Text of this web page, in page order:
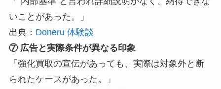
いことがあった。」
出典： Doneru 体験談
⑦ 広告と実際条件が異なる印象
「強化買取の宣伝があっても、実際は対象外と断
られたケースがあった。」